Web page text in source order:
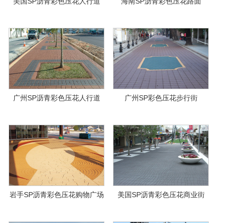
广州SP沥青彩色压花人行道 广州SP彩色压花步行街
岩手SP沥青彩色压花购物广场 美国SP沥青彩色压花商业街